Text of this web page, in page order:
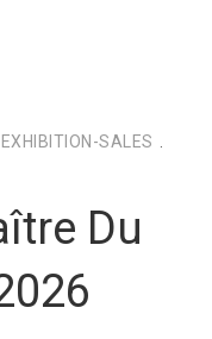
EXHIBITION-SALES
Du